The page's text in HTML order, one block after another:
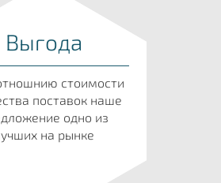
Выгода
стоимости
поставок наше
одно из
на рынке